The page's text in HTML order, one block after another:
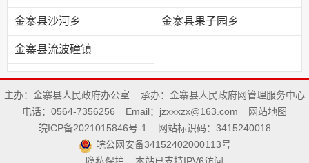
金寨县沙河乡 金寨县果子园乡
金寨县流波䃥镇
主办：金寨县人民政府办公室
承办：金寨县人民政府网管理服务中心
电话：0564-7356256
Email：jzxxxzx@163.com
网站地图
皖ICP备2021015846号-1
网站标识码：3415240018
皖公网安备34152402000113号